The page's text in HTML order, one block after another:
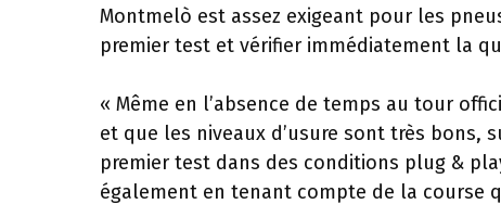
Montmelò est assez exigeant pour les
premier test et vérifier immédiatement la
« Même en l’absence de temps au tour
et que les niveaux d’usure sont très bons,
premier test dans des conditions plug &
également en tenant compte de la course